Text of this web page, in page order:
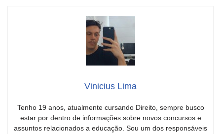
Vinicius Lima
Tenho 19 anos, atualmente cursando Direito, sempre busco
estar por dentro de informações sobre novos concursos e
assuntos relacionados a educação. Sou um dos responsáveis